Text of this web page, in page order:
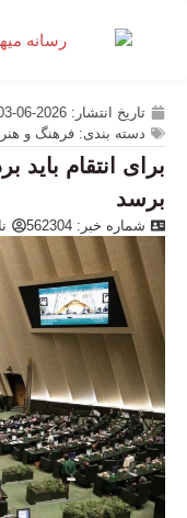
تاریخ انتشار: 2026-06-03
دسته بندی: فرهنگ و هنر
برای انتقام باید
برسد
شماره خبر: 562304